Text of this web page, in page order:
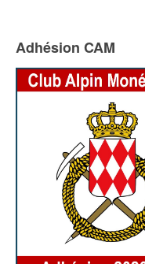
Adhésion CAM